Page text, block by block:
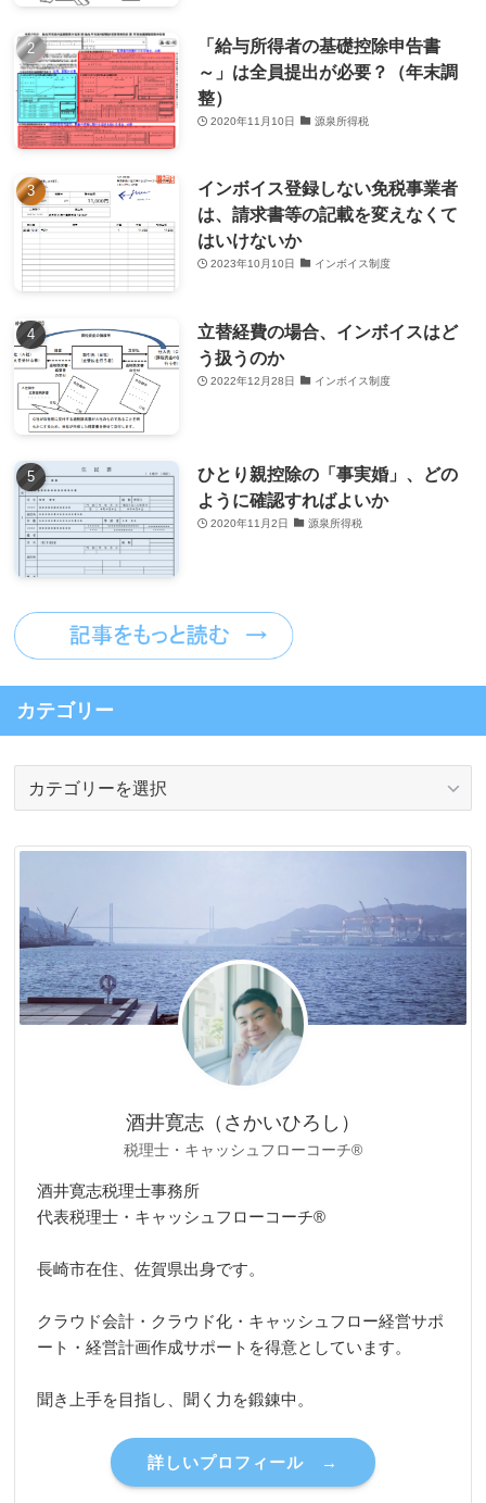
「給与所得者の基礎控除申告書
～」は全員提出が必要？（年末調
整）
2020年11月10日 源泉所得税
インボイス登録しない免税事業者
は、請求書等の記載を変えなくて
はいけないか
2023年10月10日 インボイス制度
立替経費の場合、インボイスはど
う扱うのか
2022年12月28日 インボイス制度
ひとり親控除の「事実婚」、どの
ように確認すればよいか
2020年11月2日 源泉所得税
カテゴリー
リ
酒井寛志（さかいひろし）
税理士・キャッシュフローコーチ®
酒井寛志税理士事務所
代表税理士・キャッシュフローコーチ®
長崎市在住、佐賀県出身です。
クラウド会計・クラウド化・キャッシュフロー経営サポ
ート・経営計画作成サポートを得意としています。
聞き上手を目指し、聞く力を鍛錬中。
詳しいプロフィール →